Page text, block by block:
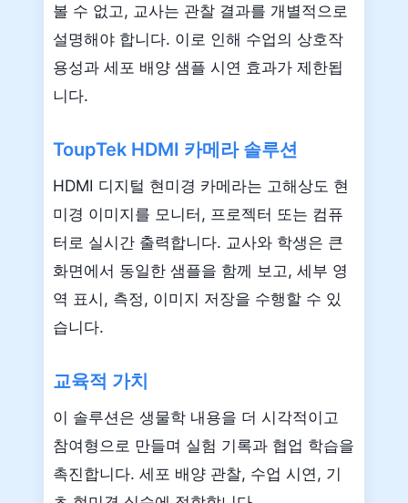
볼 수 없고, 교사는 관찰 결과를 개별적으로
설명해야 합니다. 이로 인해 수업의 상호작
용성과 세포 배양 샘플 시연 효과가 제한됩
니다.
ToupTek HDMI 카메라 솔루션
HDMI 디지털 현미경 카메라는 고해상도 현
미경 이미지를 모니터, 프로젝터 또는 컴퓨
터로 실시간 출력합니다. 교사와 학생은 큰
화면에서 동일한 샘플을 함께 보고, 세부 영
역 표시, 측정, 이미지 저장을 수행할 수 있
습니다.
교육적 가치
이 솔루션은 생물학 내용을 더 시각적이고
참여형으로 만들며 실험 기록과 협업 학습을
촉진합니다. 세포 배양 관찰, 수업 시연, 기